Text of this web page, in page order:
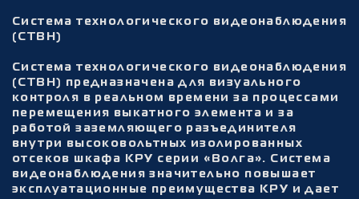
Система технологического видеонаблюдения
(СТВН)
Система технологического видеонаблюдения
(СТВН) предназначена для визуального
контроля в реальном времени за процессами
перемещения выкатного элемента и за
работой заземляющего разъединителя
внутри высоковольтных изолированных
отсеков шкафа КРУ серии «Волга». Система
видеонаблюдения значительно повышает
эксплуатационные преимущества КРУ и дает